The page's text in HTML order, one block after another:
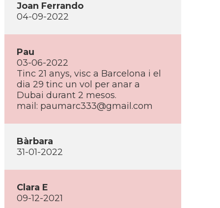
Joan Ferrando
04-09-2022
Pau
03-06-2022
Tinc 21 anys, visc a Barcelona i el
dia 29 tinc un vol per anar a
Dubai durant 2 mesos.
mail: paumarc333@gmail.com
Bàrbara
31-01-2022
Clara E
09-12-2021